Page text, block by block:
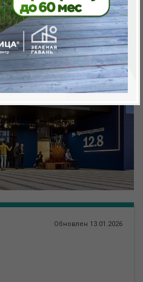
Обновлен 13.01.2026